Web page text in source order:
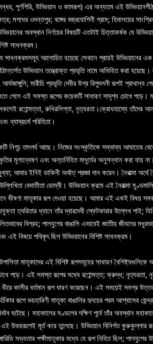
পূর্ণগিরি, উড্ডিয়ান ও কামরূপ) এর অন্যতম এই
ওদন্তপুর; বঙ্গের বজ্রযোগিনী গ্রাম; হিমালয়ের
অবস্থান নির্ণয়ের বিষয়টি এতটাই চিত্তাকর্ষক যে
সাধনক্রম।
সাধনক্রমসমূহ আলোচিত হয়েছে সেখানে প্রায়ই উড্ডিয়ানের
উড্ডিয়ান তন্ত্রোক্ত প্রভৃতি নামে অভিহিত করা
মারীচি প্রভৃতি দেবীর উগ্র রিপুদলনী রূপই প্রাধান্য
গেলে এই সমস্ত রূপের কয়েকটি সাধারণ সাদৃশ্য চোখে পড়ে।
রণোন্মত্তা, রুধিরলিপ্তা, নৃত্যরতা।ক্রোধহাস্যে তাঁদের
ব্যাঘ্রচর্ম পরিহিতা।
নিগূঢ় তাৎপর্য আছে। নিজের সংস্কৃতিকে সম্ভাব্য আঘাতের
মূলান্বেষণ এবং অন্তর্নিহিত মাধুর্যের অনুসন্ধান করা যায়
আবার ইনিই ডাকিনী অর্থাত্ প্রজ্ঞা দান করেন। নৈরাত্মা
বেদাতীতা ডোম্বী। উড্ডিয়ান ক্রমে এই নৈরাত্মা
ভীষণা মাতৃকার রূপ দেওয়া হয়েছে। আবার এই একই বিষয়
ত্বরিতার ধ্যানে তাঁর দ্বারদেবী স্ফেটকারার উল্লেখ পাই;
বিগ্রহ; পালযুগের বাঙালি এভাবেই জাতীয় জীবনের
এই বিষয়ে পথিকৃৎ ছিল উড্ডিয়ানের বিশিষ্ট সাধনক্রম।
মাতৃকাদের এই বিশিষ্ট রূপসমূহের সাধারণ বৈশিষ্ট্যগুলিকে
চোখে পড়ে। এই সমস্ত রূপের মধ্যে রণোন্মত্ত; ক্রুদ্ধ; নৃত্যরতা,
ধীরে কালীর বর্তমান রূপ ধারণ করেছেন। এই সময়েই সমগ্র
রূপে ভয়হারিণী মাতৃকা বাঙালির হৃদয়ের পরম আশ্বাসের
ঘটেছে। মহাকালের মণ্ডলের দক্ষিণ পূর্বে তাঁর অবস্থান
উভয়রূপেই মূর্ত করে তুলেছে। উড্ডিয়ান বিনির্গত কুরুকুল্লার
সভ্যতার পক্ষীমাতৃকার মধ্যে যে রূপ নিহিত ছিল; পালযুগের